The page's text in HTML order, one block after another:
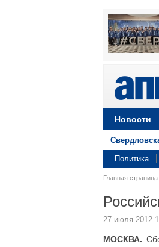
Новости
Политика
Главная страница
27 июля 2012
МОСКВА.